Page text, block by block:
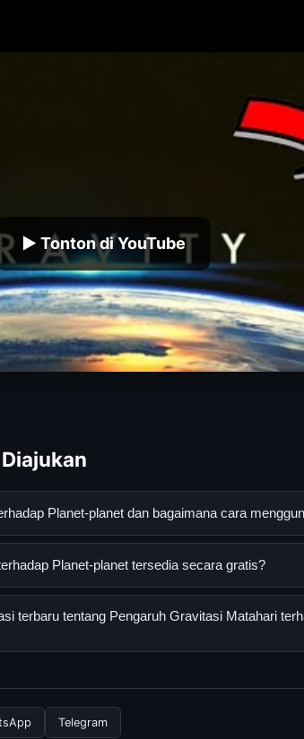
▶ Tonton di YouTube
Planet-planet dan bagaimana cara
Planet-planet adalah layanan digital yang
panduan yang tersedia.
Planet-planet tersedia secara gratis?
Planet-planet dapat diakses secara gratis
yang diperlukan untuk menggunakan
terbaru tentang Pengaruh Gravitasi Matahari
Telegram